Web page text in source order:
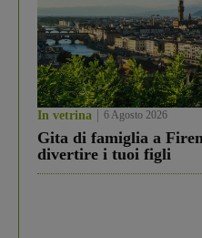
In vetrina 6 Agosto 2026
Gita di famiglia a
divertire i tuoi figli